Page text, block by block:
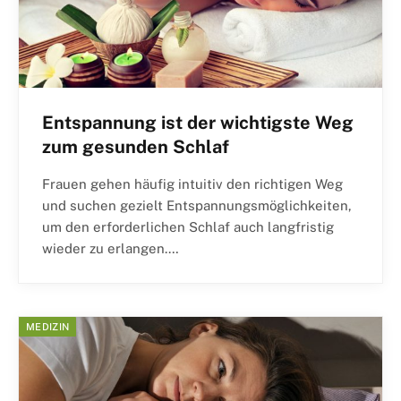
Entspannung ist der wichtigste Weg
zum gesunden Schlaf
Frauen gehen häufig intuitiv den richtigen Weg
und suchen gezielt Entspannungsmöglichkeiten,
um den erforderlichen Schlaf auch langfristig
wieder zu erlangen.…
MEDIZIN